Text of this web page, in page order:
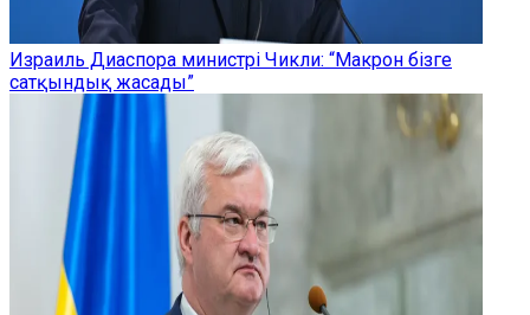
Израиль Диаспора министрі Чикли: “Макрон бізге
сатқындық жасады”